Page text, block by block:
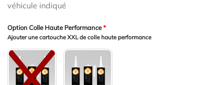
véhicule indiqué
Option Colle Haute Performance*
Ajouter une cartouche XXL de colle haute performance